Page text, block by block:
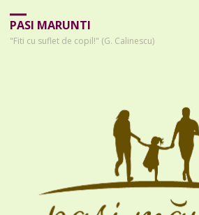
PASI MARUNTI
"Fiti cu suflet de copil!" (G. Calinescu)